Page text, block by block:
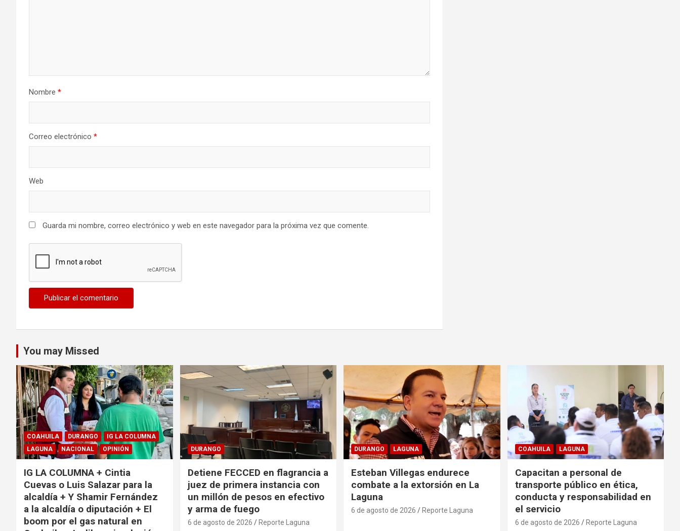
Nombre *
Correo electrónico *
Web
Guarda mi nombre, correo electrónico y web en este navegador para la próxima vez que comente.
You may Missed
COAHUILA DURANGO
IG LA COLUMNA
LAGUNA
NACIONAL OPINIÓN
IG LA COLUMNA + Cintia
Cuevas o Luis Salazar para la
alcaldía + Y Shamir Fernández
a la alcaldía o diputación + El
boom por el gas natural en
DURANGO
Detiene FECCED en flagrancia a
juez de primera instancia con
un millón de pesos en efectivo
y arma de fuego
6 de agosto de 2026 Reporte Laguna
DURANGO LAGUNA
Esteban Villegas endurece
combate a la extorsión en La
Laguna
6 de agosto de 2026 Reporte Laguna
COAHUILA LAGUNA
Capacitan a personal de
transporte público en ética,
conducta y responsabilidad en
el servicio
6 de agosto de 2026 Reporte Laguna